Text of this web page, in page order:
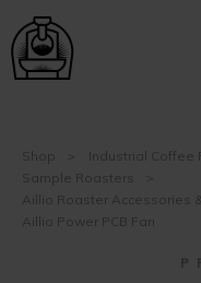
Shop
Industrial Coffee
Sample Roasters
Aillio Roaster Accessories
Aillio Power PCB Fan
P